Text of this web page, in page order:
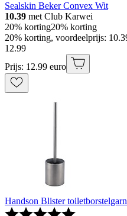
Sealskin Beker Convex Wit
10.39 met Club Karwei
20% korting20% korting
20% korting, voordeelprijs:
12.99
Prijs: 12.99 euro
Handson Blister